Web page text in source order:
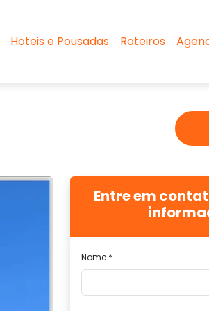
Hoteis e Pousadas Roteiros
Entre em
Nome *